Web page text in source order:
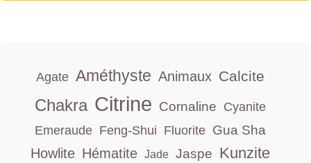
Agate Améthyste Animaux Calcite
Chakra Citrine Cornaline Cyanite
Emeraude Feng-Shui Fluorite Gua Sha
Howlite Hématite Jade Jaspe Kunzite